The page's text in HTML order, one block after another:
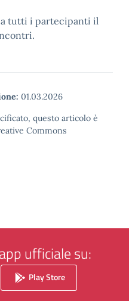
tutti i partecipanti il
01.03.2026
questo articolo è
Commons
ufficiale su:
Play Store